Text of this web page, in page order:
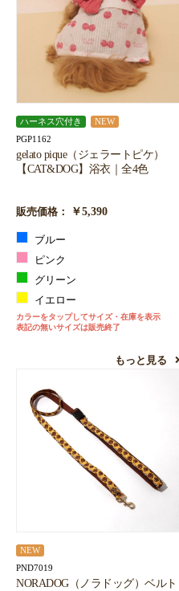
ハーネス穴付き NEW
PGP1162
gelato pique（ジェラートピケ）
【CAT&DOG】浴衣｜全4色
販売価格： ￥5,390
ブルー
ピンク
グリーン
イエロー
カラーをタップしてサイズ・在庫を表示
表記の無いサイズは販売終了
もっと見る
NEW
PND7019
NORADOG（ノラドッグ）ベルト